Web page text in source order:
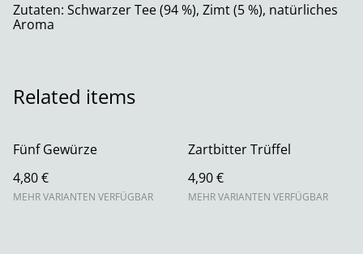
Zutaten: Schwarzer Tee (94 %), Zimt (5 %), natürliches
Aroma
Related items
Fünf Gewürze
4,80 €
MEHR VARIANTEN VERFÜGBAR
Zartbitter Trüffel
4,90 €
MEHR VARIANTEN VERFÜGBAR